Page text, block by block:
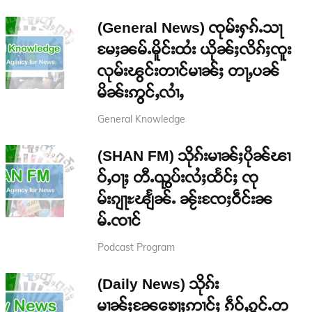
(General News) ၸုမ်းႁၵ်ႉသႃ
မႄႈၼမ်ႉမိူင်းထႆး ယိုၼ်ႈလိၵ်ႈၸူး
လုမ်းၽွင်းတၢင်မၢၼ်ႈ တႃႇပၼ်
မိၼ်းဢွင်ႇလၢႆႇ
General Knowledge
(SHAN FM) သိုၵ်းမၢၼ်ႈပိုၼ်ၽၢ
ဝ်ႇဝႃႈ တီႉၺွပ်းလႆႈထႅင်ႈ ၸု
မ်းၵျႃႊၽျႅၼ်ႉ ၼႂ်းၸႄႈဝဵင်းၼ
မ်ႉၸၢင်
Podcast Program
(Daily News) သိုၵ်း
မၢၼ်ႈၼႄၶေႃႈဢၢင်ႈ ၵဵဝ်ႇၵွင်ႉတ